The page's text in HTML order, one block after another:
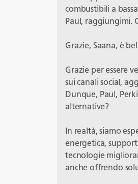
combustibili a
Paul, raggiungimi.
Grazie, Saana, è
Grazie per essere
sui canali social,
Dunque, Paul,
alternative?
In realtà, siamo
energetica,
tecnologie
anche offrendo